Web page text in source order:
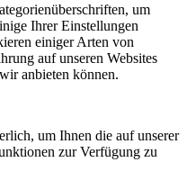
um
Ihrer Einstellungen
einiger Arten von
auf unseren Websites
anbieten können.
um Ihnen die auf unserer
zur Verfügung zu